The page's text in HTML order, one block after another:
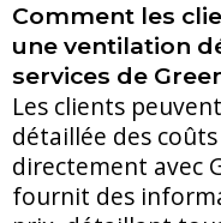
Comment les
une ventilation
services de
Les clients
détaillée des
directement avec
fournit des